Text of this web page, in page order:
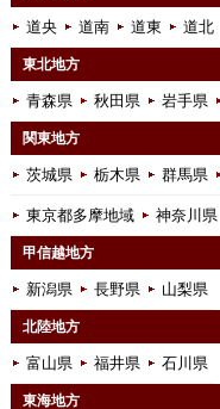
道央 道南 道東 道北
東北地方
青森県 秋田県 岩手県
関東地方
茨城県 栃木県 群馬県
東京都多摩地域 神奈川県
甲信越地方
新潟県 長野県 山梨県
北陸地方
富山県 福井県 石川県
東海地方